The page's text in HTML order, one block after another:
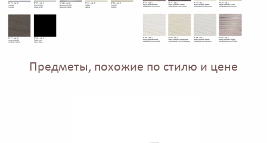
Предметы, похожие по стилю и цене